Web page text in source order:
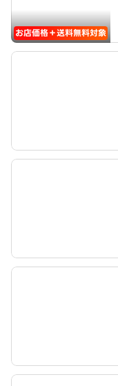
お店価格＋送料無料対象